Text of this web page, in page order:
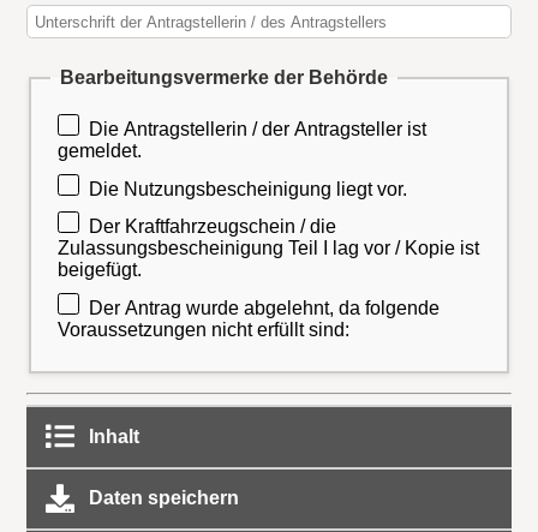
Bearbeitungsvermerke der Behörde
Die Antragstellerin / der Antragsteller ist
gemeldet.
Die Nutzungsbescheinigung liegt vor.
Der Kraftfahrzeugschein / die
Zulassungsbescheinigung Teil I lag vor / Kopie ist
beigefügt.
Der Antrag wurde abgelehnt, da folgende
Voraussetzungen nicht erfüllt sind:
Inhalt
Daten speichern